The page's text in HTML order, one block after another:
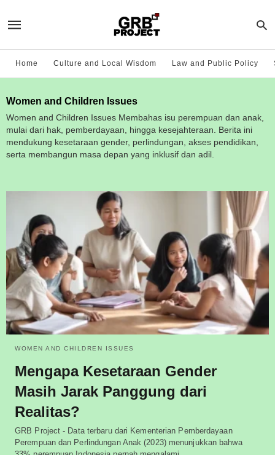
Home Culture and Local Wisdom Law and Public Policy
Women and Children Issues
Women and Children Issues Membahas isu perempuan dan anak,
mulai dari hak, pemberdayaan, hingga kesejahteraan. Berita ini
mendukung kesetaraan gender, perlindungan, akses pendidikan,
serta membangun masa depan yang inklusif dan adil.
WOMEN AND CHILDREN ISSUES
Mengapa Kesetaraan Gender
Masih Jarak Panggung dari
Realitas?
GRB Project - Data terbaru dari Kementerian Pemberdayaan
Perempuan dan Perlindungan Anak (2023) menunjukkan bahwa